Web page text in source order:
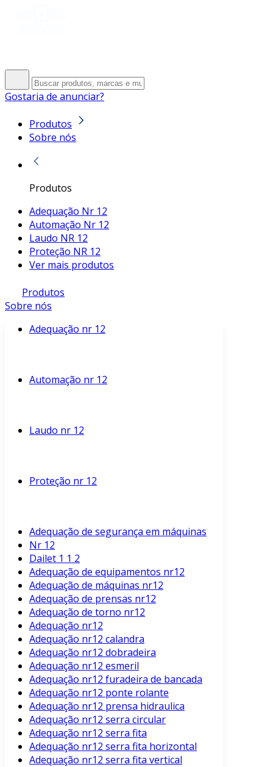
Gostaria de anunciar?
Produtos
Sobre nós
Produtos
Adequação Nr 12
Automação Nr 12
Laudo NR 12
Proteção NR 12
Ver mais produtos
Produtos
Sobre nós
Adequação nr 12
Automação nr 12
Laudo nr 12
Proteção nr 12
Adequação de segurança em máquinas
Nr 12
Dailet 1 1 2
Adequação de equipamentos nr12
Adequação de máquinas nr12
Adequação de prensas nr12
Adequação de torno nr12
Adequação nr12
Adequação nr12 calandra
Adequação nr12 dobradeira
Adequação nr12 esmeril
Adequação nr12 furadeira de bancada
Adequação nr12 ponte rolante
Adequação nr12 prensa hidraulica
Adequação nr12 serra circular
Adequação nr12 serra fita
Adequação nr12 serra fita horizontal
Adequação nr12 serra fita vertical